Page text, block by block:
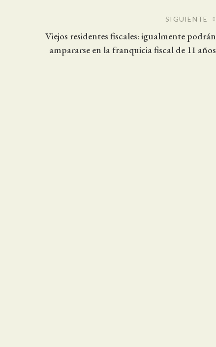
SIGUIENTE
Viejos residentes fiscales: igualmente podrán
ampararse en la franquicia fiscal de 11 años